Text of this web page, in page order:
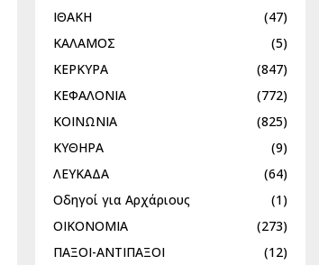
ΙΘΑΚΗ
(47)
ΚΑΛΑΜΟΣ
(5)
ΚΕΡΚΥΡΑ
(847)
ΚΕΦΑΛΟΝΙΑ
(772)
ΚΟΙΝΩΝΙΑ
(825)
ΚΥΘΗΡΑ
(9)
ΛΕΥΚΑΔΑ
(64)
Οδηγοί για Αρχάριους
(1)
ΟΙΚΟΝΟΜΙΑ
(273)
ΠΑΞΟΙ-ΑΝΤΙΠΑΞΟΙ
(12)